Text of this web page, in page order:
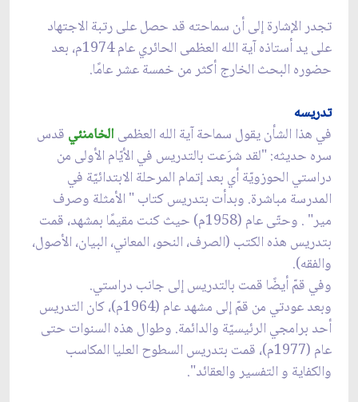
تجدر الإشارة إلى أن سماحته قد حصل على رتبة الاجتهاد
على يد أستاذه آية الله العظمى الحائري عام 1974م، بعد
حضوره البحث الخارج أكثر من خمسة عشر عامًا.
تدريسه
في هذا الشأن يقول سماحة آية الله العظمىالخامنئي قدس
سره حديثه: "لقد شرَعت بالتدريس في الأيّام الأولى من
دراستي الحوزويّة أي بعد إتمام المرحلة الابتدائيّة في
المدرسة مباشرة. وبدأت بتدريس كتاب " الأمثلة وصرف
مير" . وحتّى عام (1958م) حيث كنت مقيمًا بمشهد، قمت
بتدريس هذه الكتب (الصرف، النحو، المعاني، البيان، الأصول،
والفقه).
وفي قمّ أيضًا قمت بالتدريس إلى جانب دراستي.
وبعد عودتي من قمّ إلى مشهد عام (1964م)، كان التدريس
أحد برامجي الرئيسيّة والدائمة. وطوال هذه السنوات حتى
عام (1977م)، قمت بتدريس السطوح العليا المكاسب
والكفاية و التفسير والعقائد".